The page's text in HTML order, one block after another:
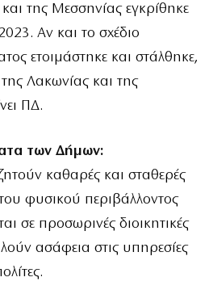
της Μεσσηνίας εγκρίθηκε
Αν και το σχέδιο
ετοιμάστηκε και στάλθηκε,
Λακωνίας και της
ΠΔ.
των Δήμων:
καθαρές και σταθερές
φυσικού περιβάλλοντος
σε προσωρινές διοικητικές
ασάφεια στις υπηρεσίες